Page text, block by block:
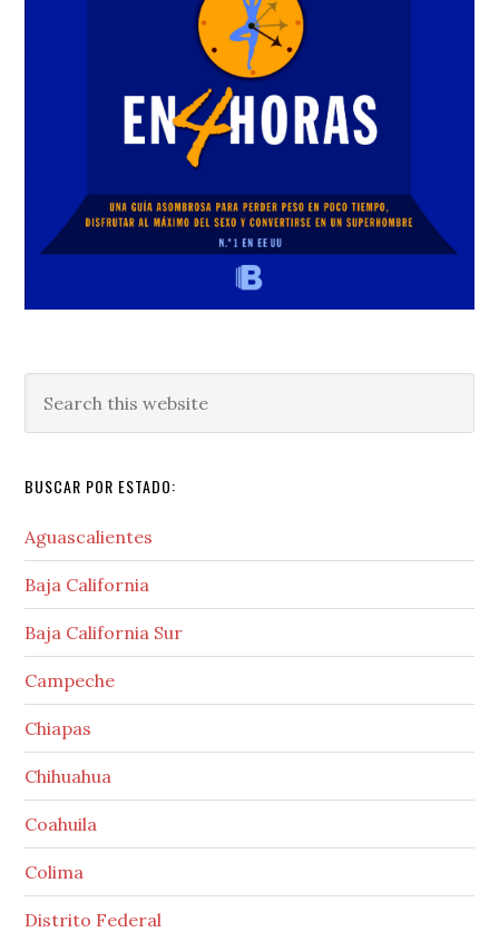
this
BUSCAR POR ESTADO:
Aguascalientes
Baja California
Baja California Sur
Campeche
Chiapas
Chihuahua
Coahuila
Colima
Distrito Federal